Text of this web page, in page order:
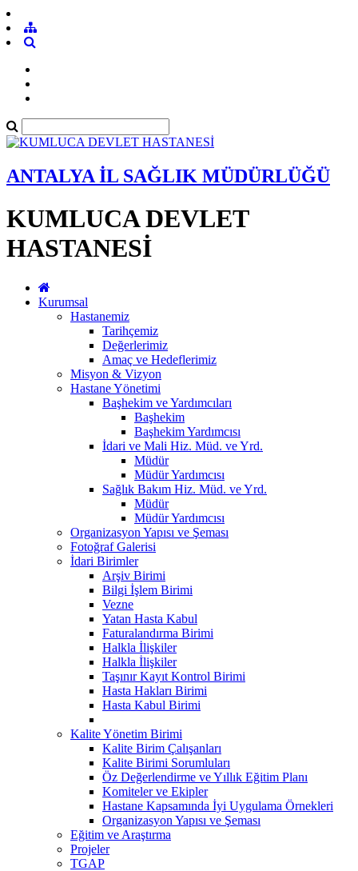
ANTALYA İL SAĞLIK MÜDÜRLÜĞÜ
KUMLUCA DEVLET
HASTANESİ
Kurumsal
Hastanemiz
Tarihçemiz
Değerlerimiz
Amaç ve Hedeflerimiz
Misyon & Vizyon
Hastane Yönetimi
Başhekim ve Yardımcıları
Başhekim
Başhekim Yardımcısı
İdari ve Mali Hiz. Müd. ve Yrd.
Müdür
Müdür Yardımcısı
Sağlık Bakım Hiz. Müd. ve Yrd.
Müdür
Müdür Yardımcısı
Organizasyon Yapısı ve Şeması
Fotoğraf Galerisi
İdari Birimler
Arşiv Birimi
Bilgi İşlem Birimi
Vezne
Yatan Hasta Kabul
Faturalandırma Birimi
Halkla İlişkiler
Halkla İlişkiler
Taşınır Kayıt Kontrol Birimi
Hasta Hakları Birimi
Hasta Kabul Birimi
Kalite Yönetim Birimi
Kalite Birim Çalışanları
Kalite Birimi Sorumluları
Öz Değerlendirme ve Yıllık Eğitim Planı
Komiteler ve Ekipler
Hastane Kapsamında İyi Uygulama Örnekleri
Organizasyon Yapısı ve Şeması
Eğitim ve Araştırma
Projeler
TGAP